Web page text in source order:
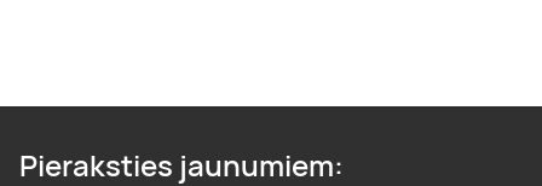
Pieraksties jaunumiem: